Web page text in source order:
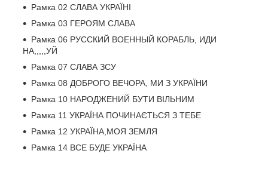
Рамка 02 СЛАВА УКРАЇНІ
Рамка 03 ГЕРОЯМ СЛАВА
Рамка 06 РУССКИЙ ВОЕННЫЙ КОРАБЛЬ, ИДИ
НА,,,,,УЙ
Рамка 07 СЛАВА ЗСУ
Рамка 08 ДОБРОГО ВЕЧОРА, МИ З УКРАЇНИ
Рамка 10 НАРОДЖЕНИЙ БУТИ ВІЛЬНИМ
Рамка 11 УКРАЇНА ПОЧИНАЄТЬСЯ З ТЕБЕ
Рамка 12 УКРАЇНА,МОЯ ЗЕМЛЯ
Рамка 14 ВСЕ БУДЕ УКРАЇНА